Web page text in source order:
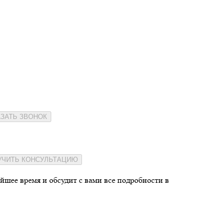
ЗВОНОК
КОНСУЛЬТАЦИЮ
время и обсудит с вами все подробности в